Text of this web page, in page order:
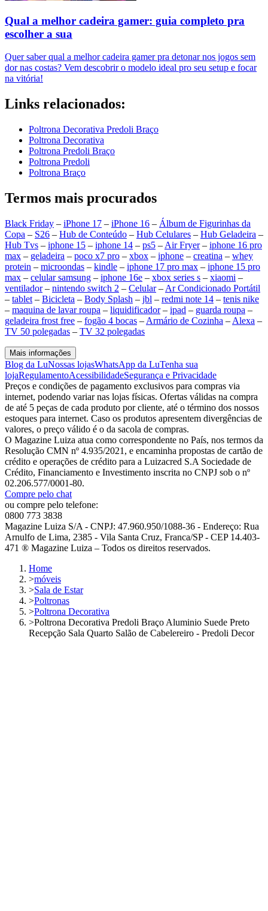
Qual a melhor cadeira gamer: guia completo pra
escolher a sua
Quer saber qual a melhor cadeira gamer pra detonar nos jogos sem
dor nas costas? Vem descobrir o modelo ideal pro seu setup e focar
na vitória!
Links relacionados:
Poltrona Decorativa Predoli Braço
Poltrona Decorativa
Poltrona Predoli Braço
Poltrona Predoli
Poltrona Braço
Termos mais procurados
Black Friday – iPhone 17 – iPhone 16 – Álbum de Figurinhas da
Copa – S26 – Hub de Conteúdo – Hub Celulares – Hub Geladeira –
Hub Tvs – iphone 15 – iphone 14 – ps5 – Air Fryer– iphone 16 pro
max – geladeira – poco x7 pro – xbox – iphone – creatina – whey
protein – microondas – kindle – iphone 17 pro max – iphone 15 pro
max – celular samsung – iphone 16e – xbox series s – xiaomi –
ventilador– nintendo switch 2 – Celular– Ar Condicionado Portátil
– tablet – Bicicleta – Body Splash – jbl – redmi note 14 – tenis nike
– maquina de lavar roupa – liquidificador– ipad – guarda roupa –
geladeira frost free – fogão 4 bocas – Armário de Cozinha – Alexa –
TV 50 polegadas – TV 32 polegadas
Mais informações
Blog da LuNossas lojasWhatsApp da LuTenha sua
lojaRegulamentoAcessibilidadeSegurança e Privacidade
Preços e condições de pagamento exclusivos para compras via
internet, podendo variar nas lojas físicas. Ofertas válidas na compra
de até 5 peças de cada produto por cliente, até o término dos nossos
estoques para internet. Caso os produtos apresentem divergências de
valores, o preço válido é o da sacola de compras.
O Magazine Luiza atua como correspondente no País, nos termos da
Resolução CMN nº 4.935/2021, e encaminha propostas de cartão de
crédito e operações de crédito para a Luizacred S.A Sociedade de
Crédito, Financiamento e Investimento inscrita no CNPJ sob o nº
02.206.577/0001-80.
Compre pelo chat
ou compre pelo telefone:
0800 773 3838
Magazine Luiza S/A - CNPJ: 47.960.950/1088-36 - Endereço: Rua
Arnulfo de Lima, 2385 - Vila Santa Cruz, Franca/SP - CEP 14.403-
471 ® Magazine Luiza – Todos os direitos reservados.
Home
>móveis
>Sala de Estar
>Poltronas
>Poltrona Decorativa
>Poltrona Decorativa Predoli Braço Aluminio Suede Preto
Recepção Sala Quarto Salão de Cabelereiro - Predoli Decor